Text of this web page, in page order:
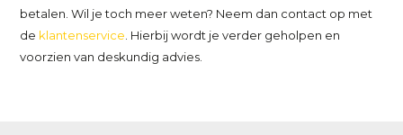
betalen. Wil je toch meer weten? Neem dan contact op met
de klantenservice . Hierbij wordt je verder geholpen en
voorzien van deskundig advies.